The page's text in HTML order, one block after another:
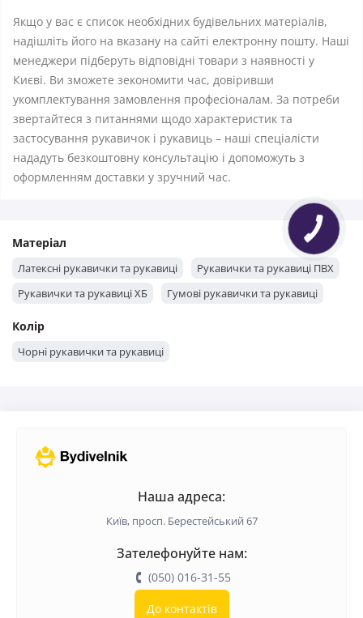
Якщо у вас є список необхідних будівельних матеріалів,
надішліть його на вказану на сайті електронну пошту. Наші
менеджери підберуть відповідні товари з наявності у
Києві. Ви зможете зекономити час, довіривши
укомплектування замовлення професіоналам. За потреби
звертайтеся з питаннями щодо характеристик та
застосування рукавичок і рукавиць – наші спеціалісти
нададуть безкоштовну консультацію і допоможуть з
оформленням доставки у зручний час.
Матеріал
Латексні рукавички та рукавиці
Рукавички та рукавиці ПВХ
Рукавички та рукавиці ХБ
Гумові рукавички та рукавиці
Колір
Чорні рукавички та рукавиці
Наша адреса:
Київ, просп. Берестейський 67
Зателефонуйте нам:
(050) 016-31-55
До контактів